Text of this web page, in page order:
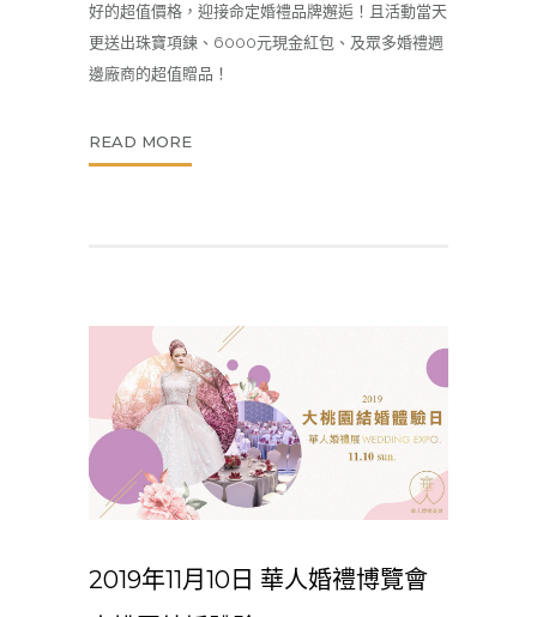
好的超值價格，迎接命定婚禮品牌邂逅！且活動當天
更送出珠寶項鍊、6000元現金紅包、及眾多婚禮週
邊廠商的超值贈品！
READ MORE
2019年11月10日 華人婚禮博覽會